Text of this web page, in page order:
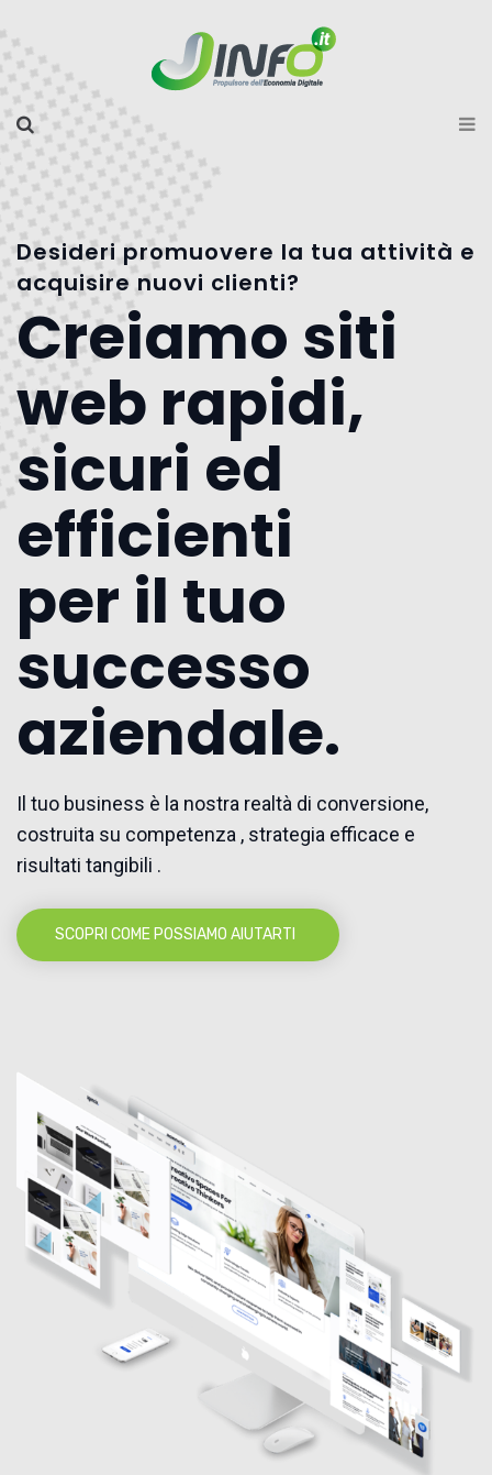
Desideri promuovere la tua attività e
acquisire nuovi clienti?
Creiamo siti
web rapidi,
sicuri ed
efficienti
per il tuo
successo
aziendale.
Il tuo business è la nostra realtà di conversione,
costruita su competenza , strategia efficace e
risultati tangibili .
SCOPRI COME POSSIAMO AIUTARTI